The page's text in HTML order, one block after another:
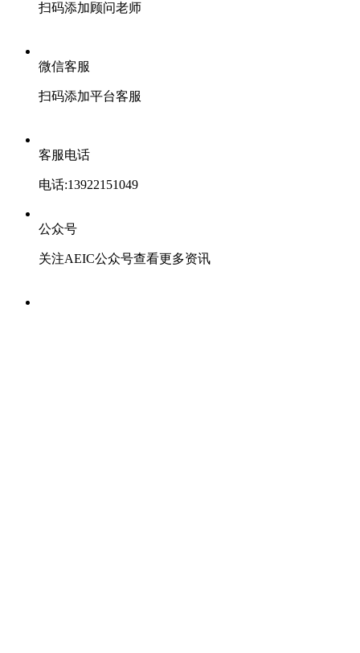
扫码添加顾问老师
微信客服
扫码添加平台客服
客服电话
电话:13922151049
公众号
关注AEIC公众号查看更多资讯